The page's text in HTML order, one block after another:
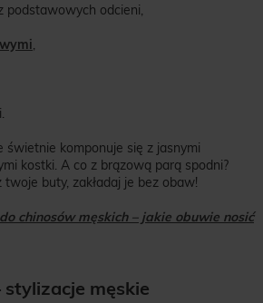
podstawowych odcieni,
,
komponuje się z jasnymi
kostki. A co z brązową parą spodni?
twoje buty, zakładaj je bez obaw!
chinosów męskich – jakie obuwie nosić
męskie